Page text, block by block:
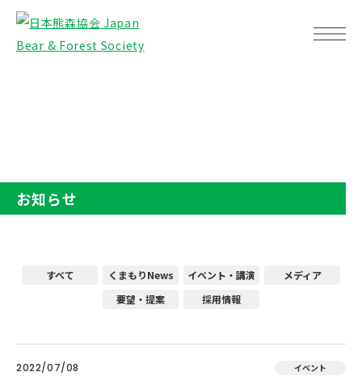
お知らせ
すべて くまもりNews イベント・講演
メディア
要望・提案
採用情報
2022/07/08 イベント